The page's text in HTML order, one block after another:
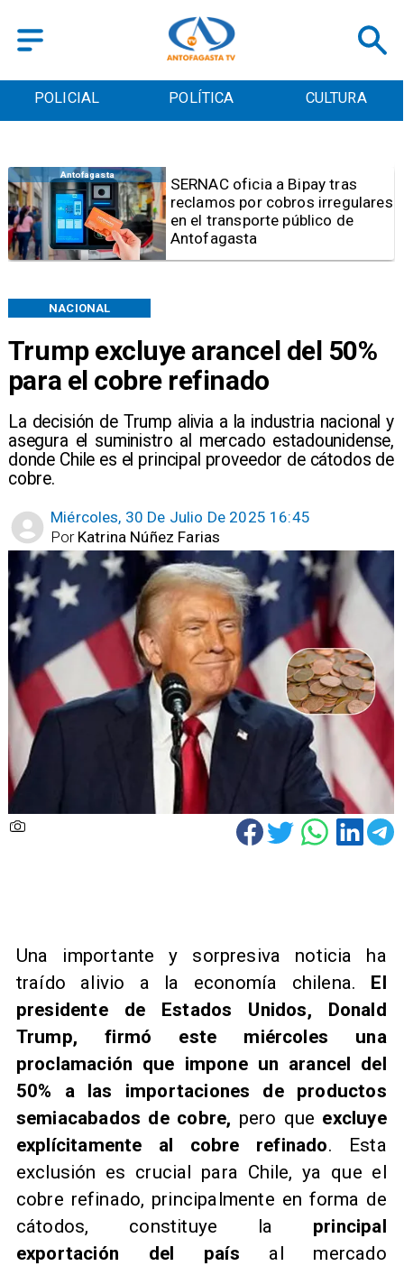
POLICIAL POLÍTICA CULTURA
Trump excluye arancel del 50%
para el cobre refinado
​La decisión de Trump alivia a la industria nacional y
asegura el suministro al mercado estadounidense,
donde Chile es el principal proveedor de cátodos de
cobre.
NACIONAL
Miércoles, 30 De Julio De 2025 16:45
Katrina Núñez Farias
Por
Antofagasta
Retiran tres toneladas de
basura y vehículos
abandonados en el sector
centro alto de Antofagasta
Una importante y sorpresiva noticia ha
traído alivio a la economía chilena. El
presidente de Estados Unidos, Donald
Trump, firmó este miércoles una
proclamación que impone un arancel del
50% a las importaciones de productos
semiacabados de cobre, pero que excluye
explícitamente al cobre refinado. Esta
exclusión es crucial para Chile, ya que el
cobre refinado, principalmente en forma de
cátodos, constituye la principal
exportación del país al mercado